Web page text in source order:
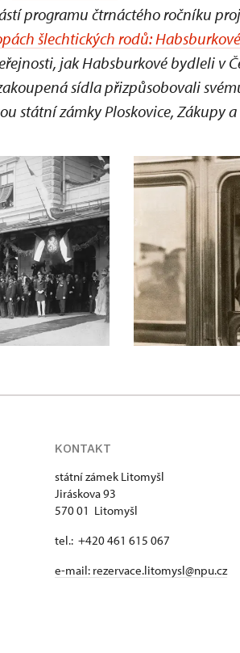
programu čtrnáctého ročníku
šlechtických rodů:
jak Habsburkové bydleli v
sídla přizpůsobovali
státní zámky Ploskovice, Zákupy a
KONTAKT
státní zámek Litomyšl
Jiráskova 93
570 01 Litomyšl
tel.: +420 461 615 067
e-mail: rezervace.litomysl@npu.cz